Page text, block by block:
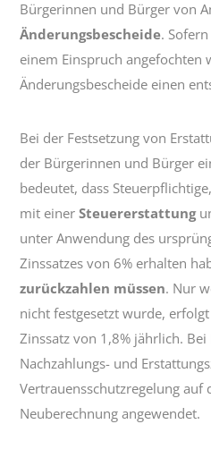
Bürgerinnen und Bürger von
Änderungsbescheide.
einem Einspruch angefochten
Änderungsbescheide einen
Bei der Festsetzung von
der Bürgerinnen und Bürger
bedeutet, dass
mit einerSteuererstattung
unter Anwendung des
Zinssatzes von 6% erhalten
zurückzahlen müssen. Nur
nicht festgesetzt wurde,
Zinssatz von 1,8% jährlich.
Nachzahlungs- und
Vertrauensschutzregelung auf
Neuberechnung angewendet.